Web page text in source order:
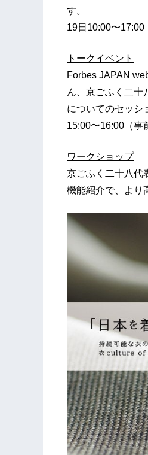
す。
19日10:00〜17:00
トークイベント
Forbes JAPAN
ん、京ごふく二十
についてのセッシ
15:00〜16:00（事
ワークショップ
京ごふく二十八代
機能紹介で、より